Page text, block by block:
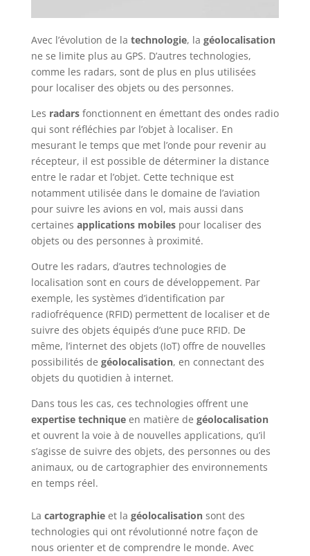
Avec l’évolution de la technologie, la géolocalisation
ne se limite plus au GPS. D’autres technologies,
comme les radars, sont de plus en plus utilisées
pour localiser des objets ou des personnes.
Les radarsfonctionnent en émettant des ondes radio
qui sont réfléchies par l’objet à localiser. En
mesurant le temps que met l’onde pour revenir au
récepteur, il est possible de déterminer la distance
entre le radar et l’objet. Cette technique est
notamment utilisée dans le domaine de l’aviation
pour suivre les avions en vol, mais aussi dans
certaines applications mobilespour localiser des
objets ou des personnes à proximité.
Outre les radars, d’autres technologies de
localisation sont en cours de développement. Par
exemple, les systèmes d’identification par
radiofréquence (RFID) permettent de localiser et de
suivre des objets équipés d’une puce RFID. De
même, l’internet des objets (IoT) offre de nouvelles
possibilités de géolocalisation, en connectant des
objets du quotidien à internet.
Dans tous les cas, ces technologies offrent une
expertise techniqueen matière de géolocalisation
et ouvrent la voie à de nouvelles applications, qu’il
s’agisse de suivre des objets, des personnes ou des
animaux, ou de cartographier des environnements
en temps réel.
La cartographieet la géolocalisationsont des
technologies qui ont révolutionné notre façon de
nous orienter et de comprendre le monde. Avec